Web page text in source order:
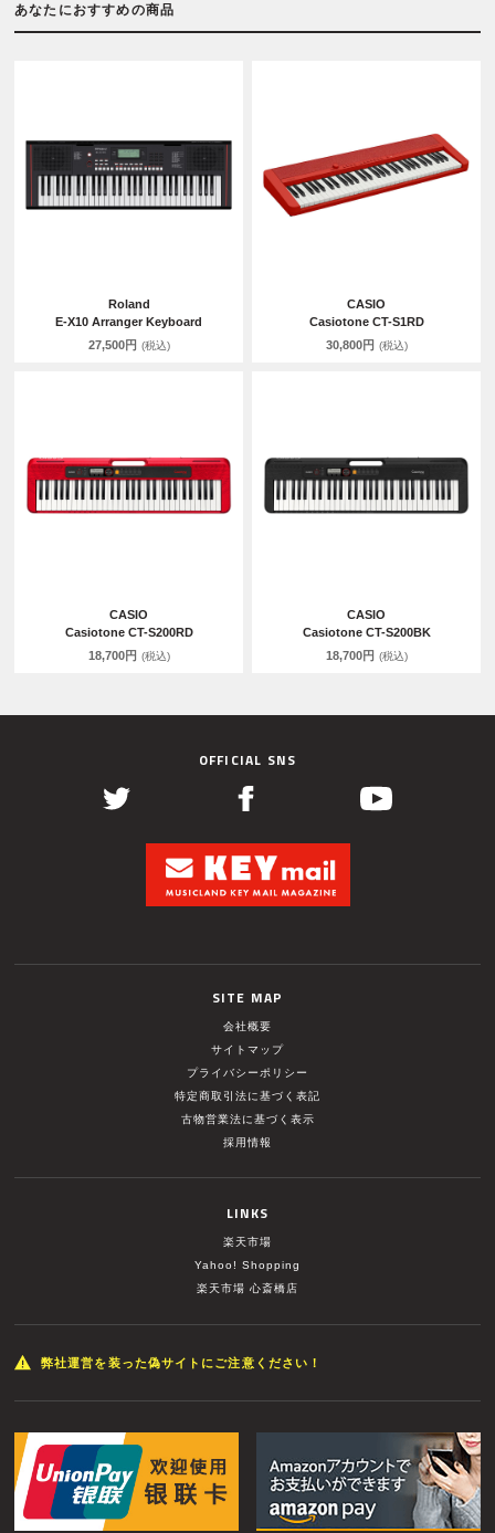
あなたにおすすめの商品
Roland
E-X10 Arranger Keyboard
27,500円 (税込)
CASIO
Casiotone CT-S1RD
30,800円 (税込)
CASIO
Casiotone CT-S200RD
18,700円 (税込)
CASIO
Casiotone CT-S200BK
18,700円 (税込)
OFFICIAL SNS
SITE MAP
会社概要
サイトマップ
プライバシーポリシー
特定商取引法に基づく表記
古物営業法に基づく表示
採用情報
LINKS
楽天市場
Yahoo! Shopping
楽天市場 心斎橋店
弊社運営を装った偽サイトにご注意ください！